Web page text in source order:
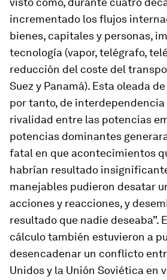
incrementado los flujos
bienes, capitales y personas,
tecnología (vapor, telégrafo,
reducción del coste del
Suez y Panamá). Esta oleada
por tanto, de interdependencia
rivalidad entre las potencias
potencias dominantes
fatal en que acontecimientos
habrían resultado
manejables pudieron desatar
acciones y reacciones, y
resultado que nadie deseaba”.
cálculo también estuvieron a
desencadenar un conflicto
Unidos y la Unión Soviética en